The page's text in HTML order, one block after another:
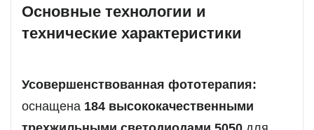
Основные технологии и
технические характеристики
Усовершенствованная фототерапия:
оснащена 184 высококачественными